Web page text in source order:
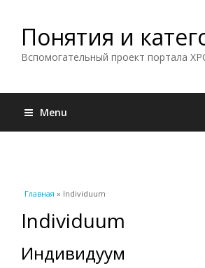
Понятия и
Вспомогательный проект портала
Menu
Вы здесь
Главная » Individuum
Individuum
Индивидуум